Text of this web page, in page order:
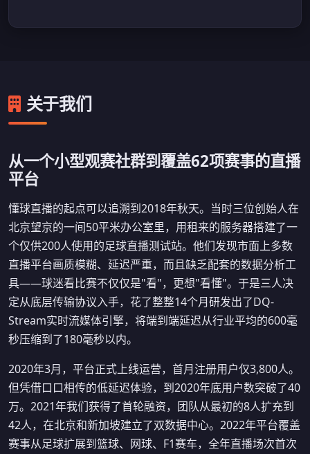
关于我们
从一个小型观赛社群到覆盖62项赛事的直播
平台
懂球直播的起点可以追溯到2018年秋天。当时三位创始人在
北京望京的一间50平米办公室里，用租来的服务器搭建了一
个仅供200人使用的足球直播测试站。他们发现市面上多数
直播平台画质模糊、延迟严重，而且缺乏配套的数据分析工
具——球迷看比赛不仅仅是"看"，更想"看懂"。于是三人决
定从底层传输协议入手，花了整整14个月研发出了DQ-
Stream实时流媒体引擎，将端到端延迟从行业平均的600毫
秒压缩到了180毫秒以内。
2020年3月，平台正式上线运营，首月注册用户仅3,800人。
但凭借口口相传的低延迟体验，到2020年底用户数突破了40
万。2021年我们获得了首轮融资，团队从最初的8人扩充到
42人，在北京和新加坡建立了双数据中心。2022年平台覆盖
赛事从足球扩展到篮球、网球、F1赛车，全年直播场次首次